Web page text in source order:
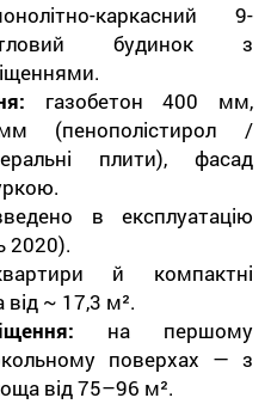
каркасний 9-
будинок з
газобетон 400 мм,
(пенополістирол /
плити), фасад
в експлуатацію
2020).
й компактні
~ 17,3 м².
на першому
поверхах — з
від 75–96 м².